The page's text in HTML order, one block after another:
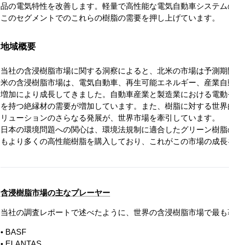
品の電気特性を改善します。軽量で高性能な電気自動車システ
このセグメントでのこれらの樹脂の需要を押し上げています。
地域概要
当社の含浸樹脂市場に関する洞察によると、北米の市場は予測
米の含浸樹脂市場は、電気自動車、再生可能エネルギー、産業
増加により成長してきました。自動車産業と製造業における電
を持つ絶縁材の需要が増加しています。また、樹脂に対する世
リューションのさらなる発展が、世界市場を牽引しています。
日本の環境問題への関心は、環境法規制に適合したグリーン樹
もより多くの高性能樹脂を購入しており、これがこの市場の成長
含浸樹脂市場の主なプレーヤー
当社の調査レポートで述べたように、世界の含浸樹脂市場で最
• BASF